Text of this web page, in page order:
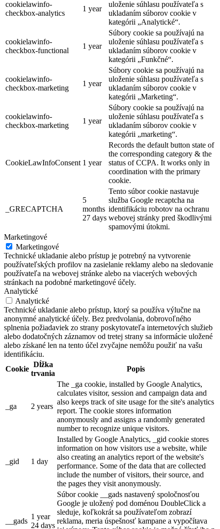
cookielawinfo-
checkbox-analytics
1 year
uloženie súhlasu používateľa s
ukladaním súborov cookie v
kategórii „Analytické“.
cookielawinfo-
checkbox-functional
1 year
Súbory cookie sa používajú na
uloženie súhlasu používateľa s
ukladaním súborov cookie v
kategórii „Funkčné“.
cookielawinfo-
checkbox-marketing
1 year
Súbory cookie sa používajú na
uloženie súhlasu používateľa s
ukladaním súborov cookie v
kategórii „Marketing“.
cookielawinfo-
checkbox-marketing
1 year
Súbory cookie sa používajú na
uloženie súhlasu používateľa s
ukladaním súborov cookie v
kategórii „marketing“.
CookieLawInfoConsent 1 year
Records the default button state of
the corresponding category & the
status of CCPA. It works only in
coordination with the primary
cookie.
_GRECAPTCHA
5
months
27 days
Tento súbor cookie nastavuje
služba Google recaptcha na
identifikáciu robotov na ochranu
webovej stránky pred škodlivými
spamovými útokmi.
Marketingové
Marketingové
Technické ukladanie alebo prístup je potrebný na vytvorenie
používateľských profilov na zasielanie reklamy alebo na sledovanie
používateľa na webovej stránke alebo na viacerých webových
stránkach na podobné marketingové účely.
Analytické
Analytické
Technické ukladanie alebo prístup, ktorý sa používa výlučne na
anonymné analytické účely. Bez predvolania, dobrovoľného
splnenia požiadaviek zo strany poskytovateľa internetových služieb
alebo dodatočných záznamov od tretej strany sa informácie uložené
alebo získané len na tento účel zvyčajne nemôžu použiť na vašu
identifikáciu.
Cookie
Dĺžka
trvania
Popis
_ga 2 years
The _ga cookie, installed by Google Analytics,
calculates visitor, session and campaign data and
also keeps track of site usage for the site's analytics
report. The cookie stores information
anonymously and assigns a randomly generated
number to recognize unique visitors.
_gid 1 day
Installed by Google Analytics, _gid cookie stores
information on how visitors use a website, while
also creating an analytics report of the website's
performance. Some of the data that are collected
include the number of visitors, their source, and
the pages they visit anonymously.
__gads
1 year
24 days
Súbor cookie __gads nastavený spoločnosťou
Google je uložený pod doménou DoubleClick a
sleduje, koľkokrát sa používateľom zobrazí
reklama, meria úspešnosť kampane a vypočítava